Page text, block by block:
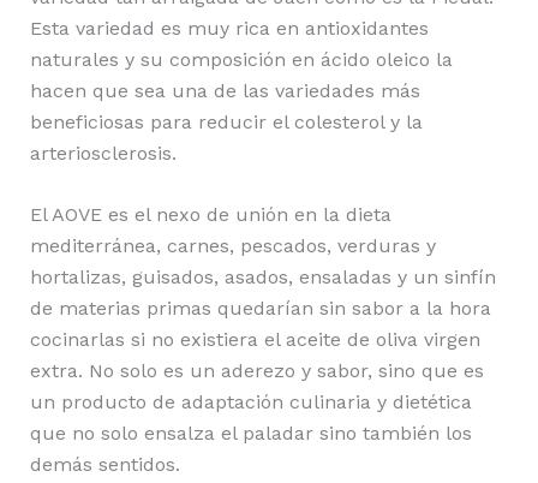
Esta variedad es muy rica en antioxidantes
naturales y su composición en ácido oleico la
hacen que sea una de las variedades más
beneficiosas para reducir el colesterol y la
arteriosclerosis.
El AOVE es el nexo de unión en la dieta
mediterránea, carnes, pescados, verduras y
hortalizas, guisados, asados, ensaladas y un sinfín
de materias primas quedarían sin sabor a la hora
cocinarlas si no existiera el aceite de oliva virgen
extra. No solo es un aderezo y sabor, sino que es
un producto de adaptación culinaria y dietética
que no solo ensalza el paladar sino también los
demás sentidos.